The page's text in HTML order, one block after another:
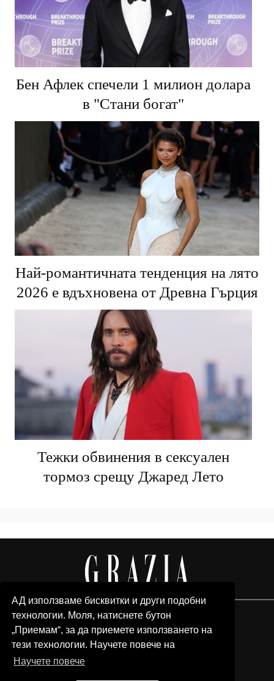
АД използваме бисквитки и други подобни
технологии. Моля, натиснете бутон
„Приемам“, за да приемете използването на
тези технологии. Научете повече на
Научете повече
Бен Афлек спечели 1 милион долара
в "Стани богат"
Най-романтичната тенденция на лято
2026 е вдъхновена от Древна Гърция
Тежки обвинения в сексуален
тормоз срещу Джаред Лето